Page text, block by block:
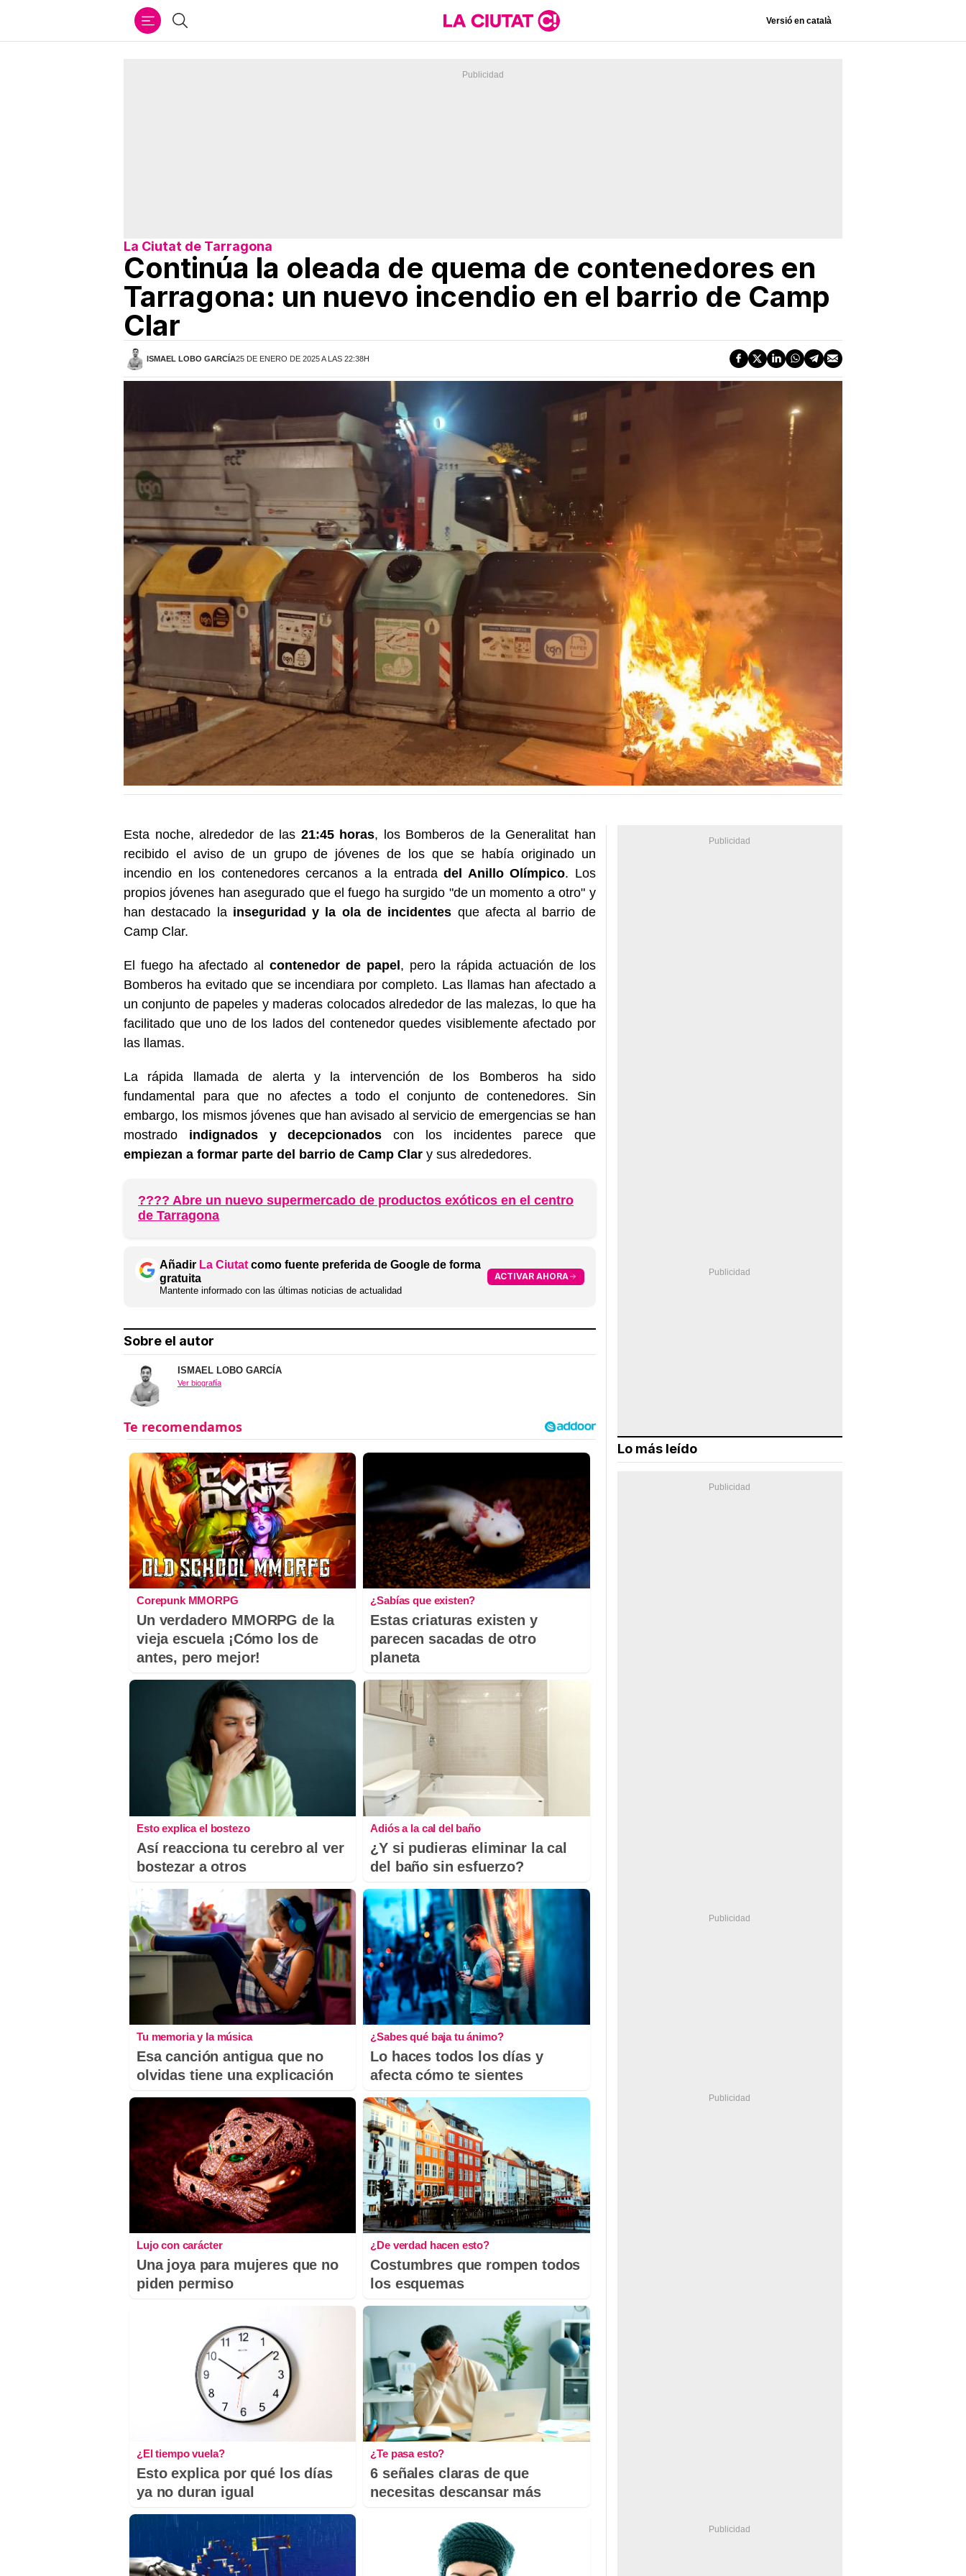
Buscar Versió en català
La Ciutat de Tarragona
Continúa la oleada de quema de contenedores en
Tarragona: un nuevo incendio en el barrio de Camp
Clar
ISMAEL LOBO GARCÍA25 DE ENERO DE 2025 A LAS 22:38H
Esta noche, alrededor de las 21:45 horas, los Bomberos de la Generalitat han
recibido el aviso de un grupo de jóvenes de los que se había originado un
incendio en los contenedores cercanos a la entradadel Anillo Olímpico. Los
propios jóvenes han asegurado que el fuego ha surgido "de un momento a otro" y
han destacado la inseguridad y la ola de incidentes que afecta al barrio de
Camp Clar.
El fuego ha afectado alcontenedor de papel, pero la rápida actuación de los
Bomberos ha evitado que se incendiara por completo. Las llamas han afectado a
un conjunto de papeles y maderas colocados alrededor de las malezas, lo que ha
facilitado que uno de los lados del contenedor quedes visiblemente afectado por
las llamas.
La rápida llamada de alerta y la intervención de los Bomberos ha sido
fundamental para que no afectes a todo el conjunto de contenedores. Sin
embargo, los mismos jóvenes que han avisado al servicio de emergencias se han
mostrado indignados y decepcionados con los incidentes parece que
empiezan a formar parte del barrio de Camp Clar y sus alrededores.
???? Abre un nuevo supermercado de productos exóticos en el centro
de Tarragona
Añadir La Ciutat como fuente preferida de Google de forma
gratuita
Mantente informado con las últimas noticias de actualidad
ACTIVAR AHORA
Sobre el autor
ISMAEL LOBO GARCÍA
Ver biografía
Corepunk MMORPG
Un verdadero MMORPG de la
vieja escuela ¡Cómo los de
antes, pero mejor!
¿Sabías que existen?
Estas criaturas existen y
parecen sacadas de otro
planeta
Esto explica el bostezo
Así reacciona tu cerebro al ver
bostezar a otros
Adiós a la cal del baño
¿Y si pudieras eliminar la cal
del baño sin esfuerzo?
Tu memoria y la música
Esa canción antigua que no
olvidas tiene una explicación
¿Sabes qué baja tu ánimo?
Lo haces todos los días y
afecta cómo te sientes
Lujo con carácter
Una joya para mujeres que no
piden permiso
¿De verdad hacen esto?
Costumbres que rompen todos
los esquemas
¿El tiempo vuela?
Esto explica por qué los días
ya no duran igual
¿Te pasa esto?
6 señales claras de que
necesitas descansar más
Lo más leído